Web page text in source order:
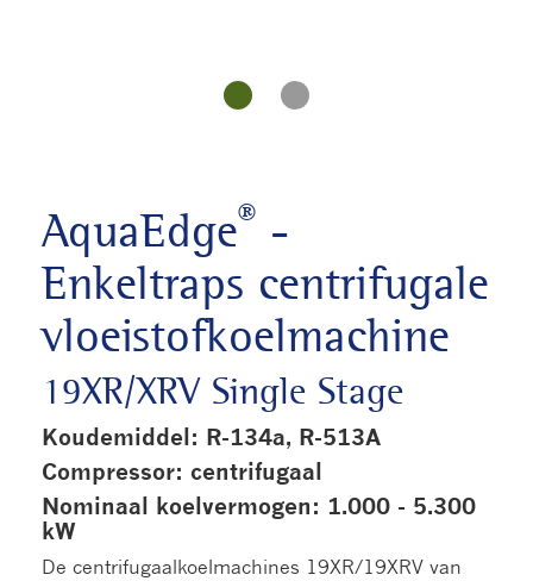
AquaEdge® -
Enkeltraps centrifugale
vloeistofkoelmachine
19XR/XRV Single Stage
Koudemiddel: R-134a, R-513A
Compressor: centrifugaal
Nominaal koelvermogen: 1.000 - 5.300
kW
De centrifugaalkoelmachines 19XR/19XRV van